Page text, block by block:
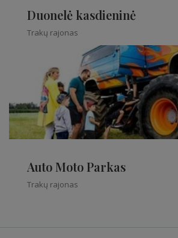
Duonelė kasdieninė
Trakų rajonas
Auto Moto Parkas
Trakų rajonas